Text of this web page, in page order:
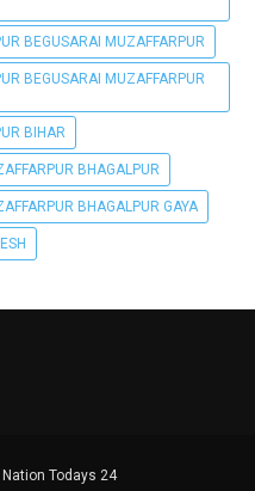
BEGUSARAI MUZAFFARPUR
BEGUSARAI MUZAFFARPUR
BIHAR
BHAGALPUR
BHAGALPUR GAYA
Nation Todays 24